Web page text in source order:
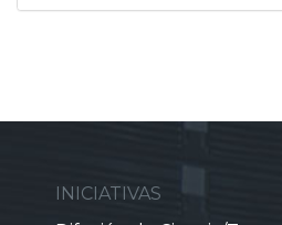
INICIATIVAS